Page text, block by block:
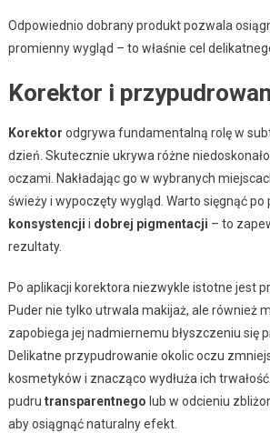
Odpowiednio dobrany produkt pozwala
promienny wygląd – to właśnie cel
Korektor i
Korektor odgrywa fundamentalną rolę w
dzień. Skutecznie ukrywa różne
oczami. Nakładając go w wybranych
świeży i wypoczęty wygląd. Warto sięgnąć po
konsystencji i dobrej pigmentacji – to
rezultaty.
Po aplikacji korektora niezwykle istotne jest
Puder nie tylko utrwala makijaż, ale również
zapobiega jej nadmiernemu błyszczeniu się
Delikatne przypudrowanie okolic oczu
kosmetyków i znacząco wydłuża ich
pudru transparentnego lub w odcieniu
aby osiągnąć naturalny efekt.